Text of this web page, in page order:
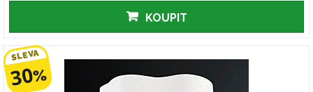
KOUPIT
SLEVA
30%